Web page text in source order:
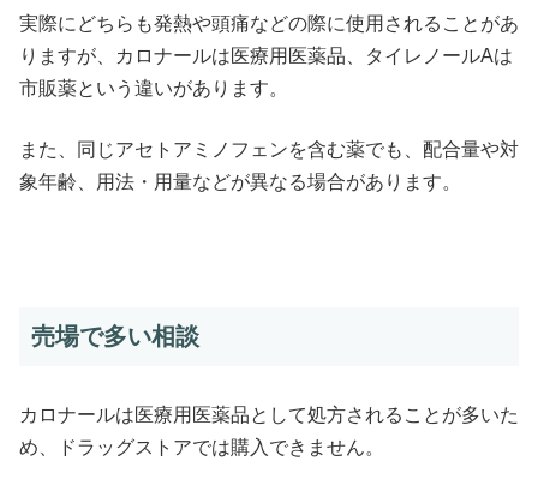
実際にどちらも発熱や頭痛などの際に使用されることがあ
りますが、カロナールは医療用医薬品、タイレノールAは
市販薬という違いがあります。
また、同じアセトアミノフェンを含む薬でも、配合量や対
象年齢、用法・用量などが異なる場合があります。
売場で多い相談
カロナールは医療用医薬品として処方されることが多いた
め、ドラッグストアでは購入できません。